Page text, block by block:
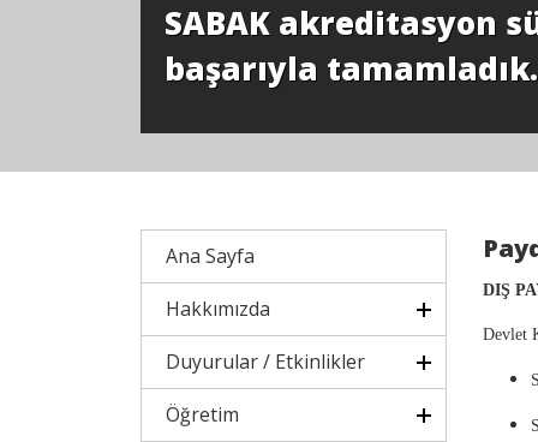
SABAK akreditasyon
başarıyla tamamladık.
Ana Sayfa
Hakkımızda
Duyurular / Etkinlikler
Öğretim
DIŞ
Devlet